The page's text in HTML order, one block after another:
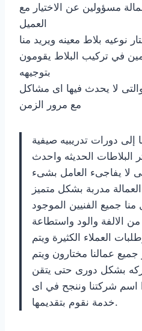
مسؤولين عن الاختيار مع
العميل
نوعيه بلاط معينه ويريد منا
في تركيب البلاط يقومون
بتوجيهه
والتى لا يحدث فيها اى مشاكل
مع مرور الزمن
دورات تدريبيه صيفية
البلاطات الحديثه واحدث
لا يفاجىء العامل بشىء
مدربة بشكل متميز
جميع الفنيين الموجود
الالفة والود واستطاعة
العملاء الكثيرة ويتم
جميع عمالنا مختارون ويتم
بشكل دورى حتى يتقن
اسم شركتنا وننجح في اى
خدمة نقوم بتقديمها.